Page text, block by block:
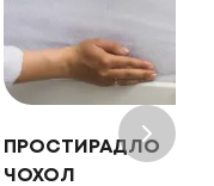
ПРОСТИРАДЛО
ЧОХОЛ